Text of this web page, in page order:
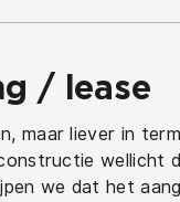
/ lease
maar liever in
wellicht
we dat het